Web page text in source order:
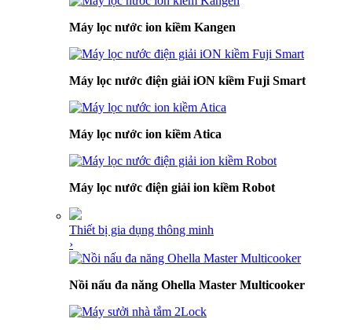
Máy lọc nước ion kiềm Kangen
Máy lọc nước điện giải iON kiềm Fuji Smart
Máy lọc nước ion kiềm Atica
Máy lọc nước điện giải ion kiềm Robot
Thiết bị gia dụng thông minh
›
Nồi nấu đa năng Ohella Master Multicooker